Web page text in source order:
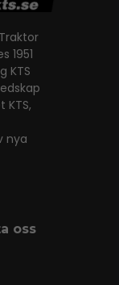
1951
KTS
nya
oss